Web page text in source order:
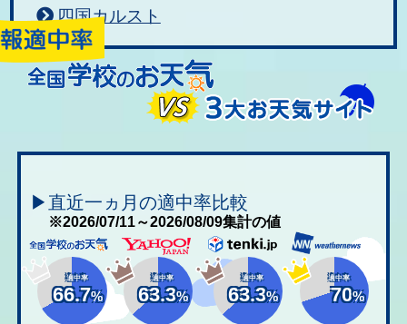
四国カルスト
▶直近一ヵ月の適中率比較
※2026/07/11～2026/08/09集計の値
適中率
66.7%
適中率
63.3%
適中率
63.3%
適中率
70%